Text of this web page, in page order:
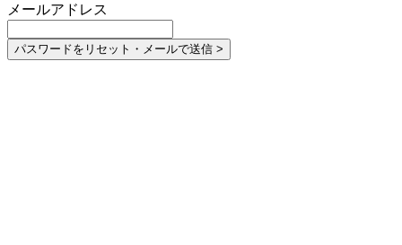
メールアドレス